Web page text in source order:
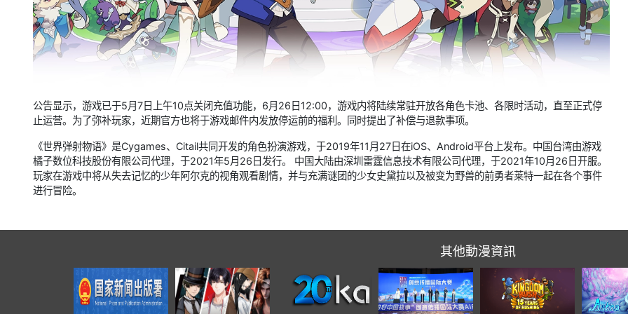
公告显示，游戏已于5月7日上午10点关闭充值功能，6月26日12:00，游戏内将陆续常驻开放各角色卡池、各限时活动，直至正式停
止运营。为了弥补玩家，近期官方也将于游戏邮件内发放停运前的福利。同时提出了补偿与退款事项。
《世界弹射物语》是Cygames、Citail共同开发的角色扮演游戏，于2019年11月27日在iOS、Android平台上发布。中国台湾由游戏
橘子数位科技股份有限公司代理，于2021年5月26日发行。 中国大陆由深圳雷霆信息技术有限公司代理，于2021年10月26日开服。
玩家在游戏中将从失去记忆的少年阿尔克的视角观看剧情，并与充满谜团的少女史黛拉以及被变为野兽的前勇者莱特一起在各个事件
进行冒险。
其他動漫資訊